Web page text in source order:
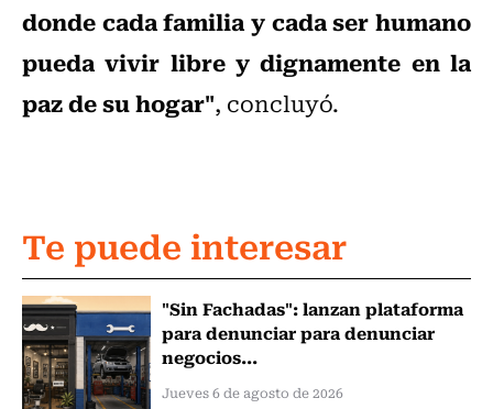
donde cada familia y cada ser humano
pueda vivir libre y dignamente en la
paz de su hogar", concluyó.
Te puede interesar
"Sin Fachadas": lanzan plataforma
para denunciar para denunciar
negocios...
Jueves 6 de agosto de 2026